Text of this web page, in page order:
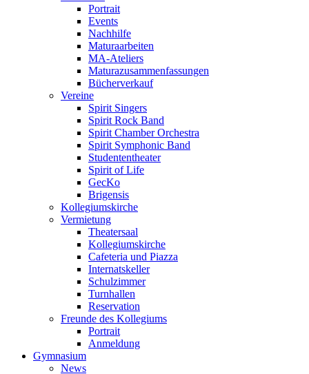
Portrait
Events
Nachhilfe
Maturaarbeiten
MA-Ateliers
Maturazusammenfassungen
Bücherverkauf
Vereine
Spirit Singers
Spirit Rock Band
Spirit Chamber Orchestra
Spirit Symphonic Band
Studententheater
Spirit of Life
GecKo
Brigensis
Kollegiumskirche
Vermietung
Theatersaal
Kollegiumskirche
Cafeteria und Piazza
Internatskeller
Schulzimmer
Turnhallen
Reservation
Freunde des Kollegiums
Portrait
Anmeldung
Gymnasium
News